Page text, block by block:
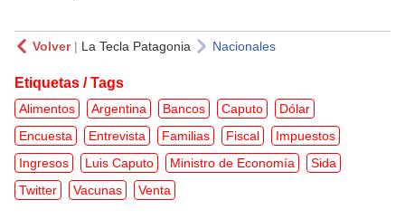
Volver| La Tecla Patagonia Nacionales
Etiquetas / Tags
Alimentos Argentina Bancos Caputo
Dólar
Encuesta
Entrevista Familias Fiscal
Impuestos
Ingresos
Luis Caputo Ministro de Economía
Sida
Twitter
Vacunas Venta